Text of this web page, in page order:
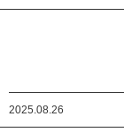
2025.08.26